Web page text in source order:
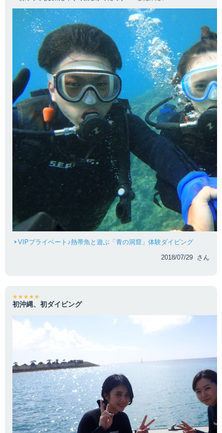
VIPプライベート♪熱帯魚と遊ぶ「青の洞窟」体験ダイビング
2018/07/29 さん
★★★★★
初沖縄、初ダイビング